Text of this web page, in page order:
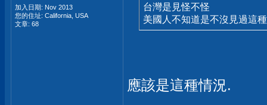
加入日期: Nov 2013
您的住址: California, USA
文章: 68
台灣是見怪不怪
美國人不知道是不沒見過這
應該是這種情況.